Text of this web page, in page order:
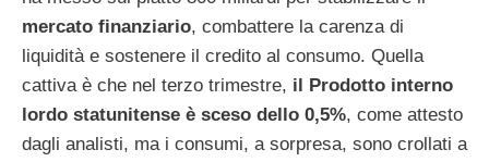
mercato finanziario, combattere la carenza di
liquidità e sostenere il credito al consumo. Quella
cattiva è che nel terzo trimestre, il Prodotto interno
lordo statunitense è sceso dello 0,5%, come attesto
dagli analisti, ma i consumi, a sorpresa, sono crollati a